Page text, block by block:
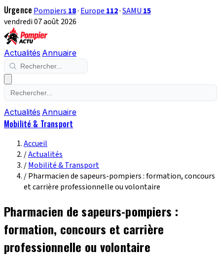
Urgence Pompiers 18· Europe 112·SAMU 15
vendredi 07 août 2026
Actualités Annuaire
Actualités Annuaire
Mobilité & Transport
Accueil
/Actualités
/Mobilité & Transport
/Pharmacien de sapeurs-pompiers : formation, concours
et carrière professionnelle ou volontaire
Pharmacien de sapeurs-pompiers :
formation, concours et carrière
professionnelle ou volontaire